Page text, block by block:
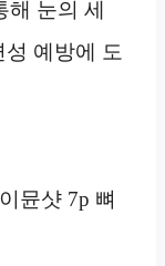
해 눈의 세
예방에 도
뮨샷 7p 뼈